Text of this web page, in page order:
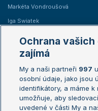
Markéta Vondroušová
Iga Swiatek
Žebříčky
Žebříček ATP (muži)
Žebříček WTA (ženy)
Sázkařský žebříček
Ochrana
zajímá
My a naši partneři 997
osobní údaje, jako jsou
identifikátory, a máme k
umožňuje, aby
uvedené v části My a